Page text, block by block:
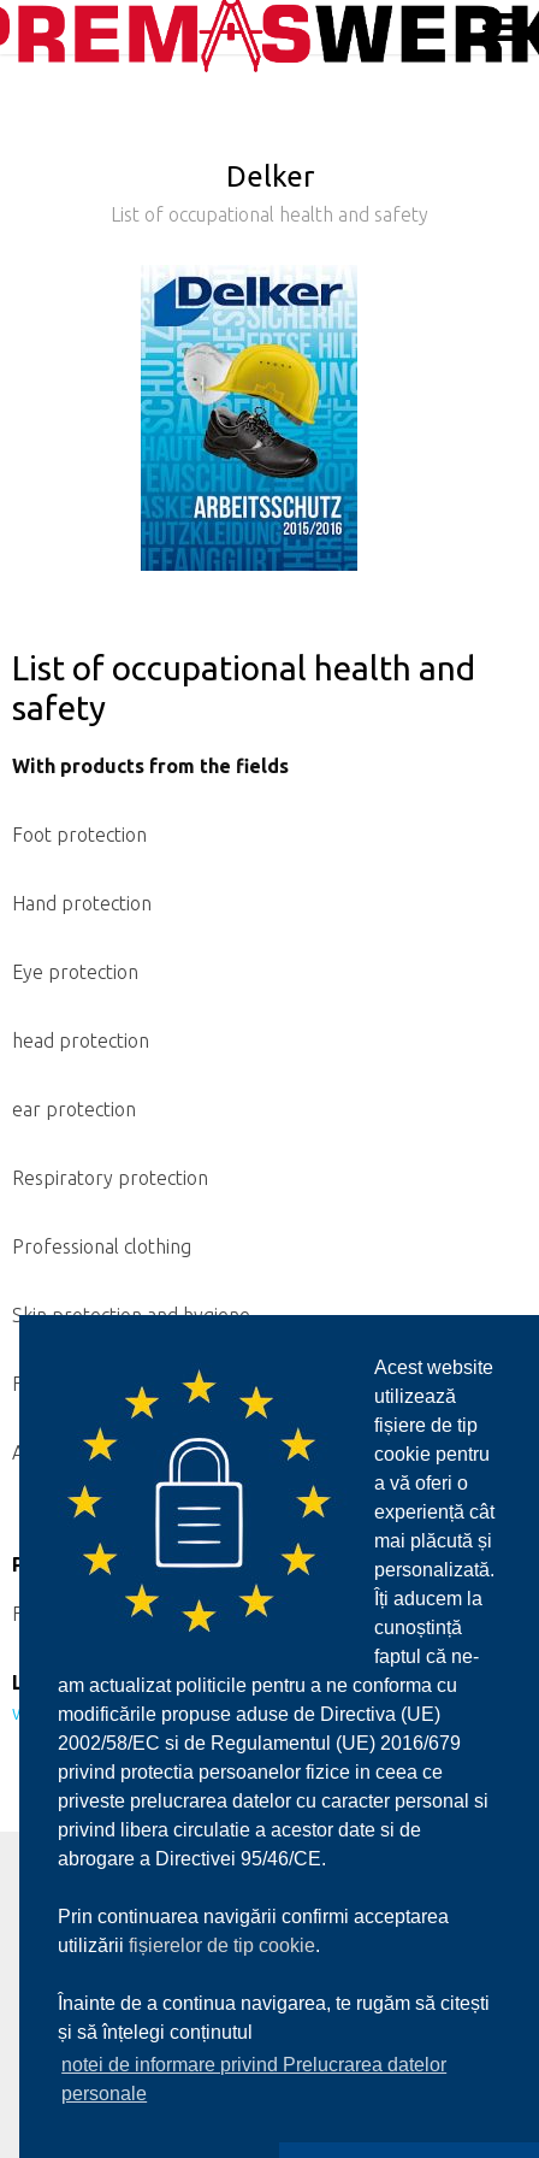
Acest website
utilizează
fișiere de tip
cookie pentru
a vă oferi o
experiență cât
mai plăcută și
personalizată.
Îți aducem la
cunoștință
faptul că ne-
am actualizat politicile pentru a ne conforma cu
modificările propuse aduse de Directiva (UE)
2002/58/EC si de Regulamentul (UE) 2016/679
privind protectia persoanelor fizice in ceea ce
priveste prelucrarea datelor cu caracter personal si
privind libera circulatie a acestor date si de
abrogare a Directivei 95/46/CE.
Prin continuarea navigării confirmi acceptarea
utilizării fișierelor de tip cookie.
Înainte de a continua navigarea, te rugăm să citești
și să înțelegi conținutul
notei de informare privind Prelucrarea datelor
personale
Delker
List of occupational health and safety
List of occupational health and
safety
With products from the fields
Foot protection
Hand protection
Eye protection
head protection
ear protection
Respiratory protection
Professional clothing
Skin protection and hygiene
First aid and fall protection
Accessories
Partener:
Friedrich Delker GmbH & Co. KG
Link:
www.delker.com
Contact
Lin Vi